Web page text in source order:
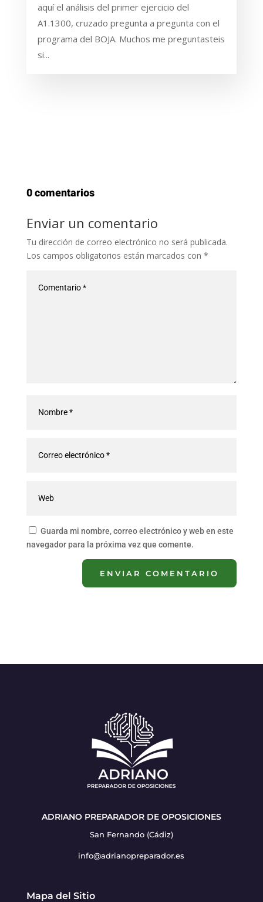
aquí el análisis del primer ejercicio del
A1.1300, cruzado pregunta a pregunta con el
programa del BOJA. Muchos me preguntasteis
si...
0 comentarios
Enviar un comentario
Tu dirección de correo electrónico no será publicada.
Los campos obligatorios están marcados con *
Guarda mi nombre, correo electrónico y web en este
navegador para la próxima vez que comente.
ENVIAR COMENTARIO
ADRIANO PREPARADOR DE OPOSICIONES
San Fernando (Cádiz)
info@adrianopreparador.es
Mapa del Sitio